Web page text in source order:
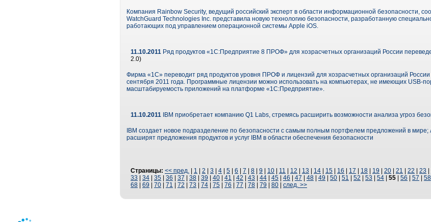
Компания Rainbow Security, ведущий российский эксперт в области информационной безопасности,
WatchGuard Technologies Inc. представила новую технологию безопасности, разработанную
работающих под управлением операционной системы Apple iOS.
11.10.2011 Ряд продуктов «1С:Предприятие 8 ПРОФ» для хозрасчетных организаций России
2.0)
Фирма «1С» переводит ряд продуктов уровня ПРОФ и лицензий для хозрасчетных организаций
сентября 2011 года. Программные лицензии можно использовать на компьютерах, не имеющих USB-
масштабируемость приложений на платформе «1С:Предприятие».
11.10.2011 IBM приобретает компанию Q1 Labs, стремясь расширить возможности анализа угроз
IBM создает новое подразделение по безопасности с самым полным портфелем предложений в мире;
расширят предложения продуктов и услуг IBM в области обеспечения безопасности
Страницы: << пред. 1 2 3 4 5 6 7 8 9 10 11 12 13 14 15 16 17 18 19 20 21 22 23
33
34 35 36 37 38 39 40 41 42 43 44 45 46 47 48 49 50 51 52 53 54 55 56 57 58
68
69 70 71 72 73 74 75 76 77 78 79 80 след. >>